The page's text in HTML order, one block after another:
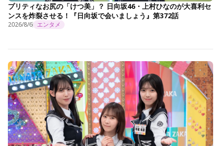
プリティなお尻の「けつ美」？ 日向坂46・上村ひなのが大喜利セ
ンスを炸裂させる！『日向坂で会いましょう』第372話
2026/8/6 エンタメ